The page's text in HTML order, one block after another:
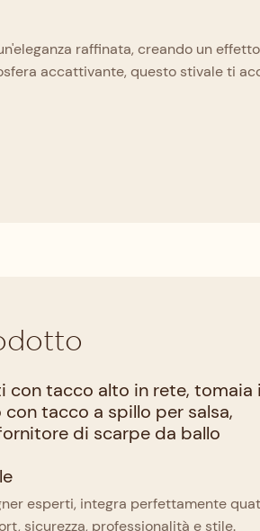
raffinata, creando un
accattivante, questo stivale ti
esperti, integra perfettamente
sicurezza, professionalità e stile.